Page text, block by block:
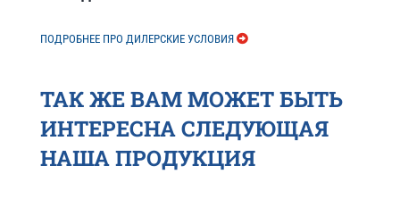
ПОДРОБНЕЕ ПРО ДИЛЕРСКИЕ УСЛОВИЯ
ТАК ЖЕ ВАМ МОЖЕТ БЫТЬ
ИНТЕРЕСНА СЛЕДУЮЩАЯ
НАША ПРОДУКЦИЯ